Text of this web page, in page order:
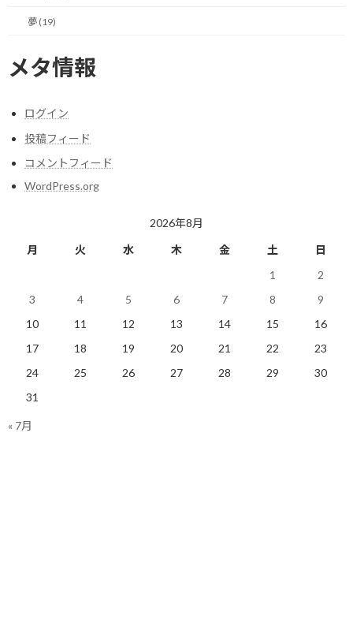
前者のタスクの具体化に関しては、ぼんやりの状態ではクライア
感じです。
されるか。
あるいは、その行動を取るために自分一人の力では足りなくて、
誰かに応援をお願いしないといけないといった事にも気づく場合
があります。
ますが、タスクを実行するために必要な時間が分かってきます。
実は、もう動かないと間に合わないタイミングだという気づきが
ある場合も多いです。
このあたりも、具体化と見える化ができたから、その結果として
気づいて頂けるのだと思います。
セッションにお申し込みください。
夢 (19)
メタ情報
ログイン
投稿フィード
コメントフィード
WordPress.org
2026年8月
月
火 水 木 金 土
日
1
2
3
4 5 6 7 8
9
10
11 12 13 14 15
16
17
18 19 20 21 22
23
24
25 26 27 28 29
30
31
« 7月